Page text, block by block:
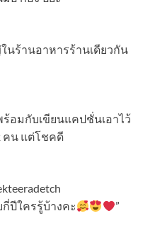
นร้านอาหารร้านเดียวกัน
อมกับเขียนแคปชั่นเอาไว้
คน แต่โชคดี
กี่ปีใครรู้บ้างคะ
”